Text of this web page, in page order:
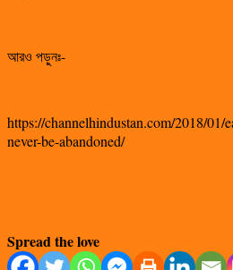
আরও পড়ুনঃ-
https://channelhindustan.com/2018/01/
never-be-abandoned/
Spread the love